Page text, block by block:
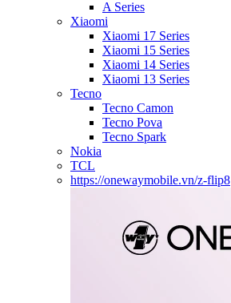
A Series
Xiaomi
Xiaomi 17 Series
Xiaomi 15 Series
Xiaomi 14 Series
Xiaomi 13 Series
Tecno
Tecno Camon
Tecno Pova
Tecno Spark
Nokia
TCL
https://onewaymobile.vn/z-flip8